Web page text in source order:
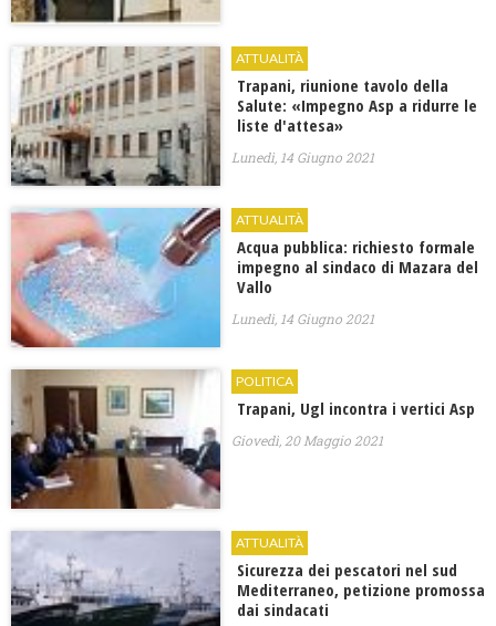
ATTUALITÀ
Trapani, riunione tavolo della
Salute: «Impegno Asp a ridurre le
liste d'attesa»
Lunedì, 14 Giugno 2021
ATTUALITÀ
Acqua pubblica: richiesto formale
impegno al sindaco di Mazara del
Vallo
Lunedì, 14 Giugno 2021
POLITICA
Trapani, Ugl incontra i vertici Asp
Giovedì, 20 Maggio 2021
ATTUALITÀ
Sicurezza dei pescatori nel sud
Mediterraneo, petizione promossa
dai sindacati